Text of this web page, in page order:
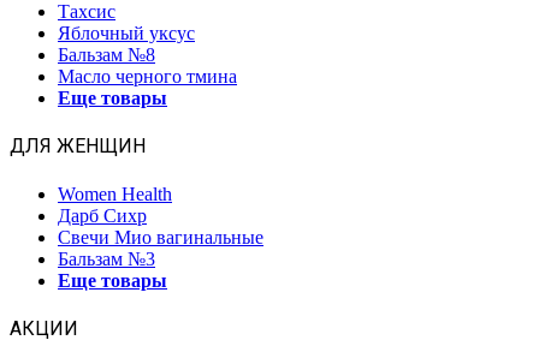
Тахсис
Яблочный уксус
Бальзам №8
Масло черного тмина
Еще товары
ДЛЯ ЖЕНЩИН
Women Health
Дарб Сихр
Свечи Мио вагинальные
Бальзам №3
Еще товары
АКЦИИ